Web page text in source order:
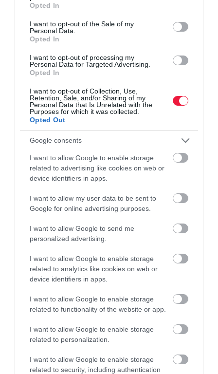
use your data for below specified purposes in below Google
consent section.
Opted In
I want to opt-out of the Sale of my
Personal Data.
Opted In
I want to opt-out of processing my
Personal Data for Targeted Advertising.
Opted In
I want to opt-out of Collection, Use,
Retention, Sale, and/or Sharing of my
Personal Data that Is Unrelated with the
Purposes for which it was collected.
Opted Out
Google consents
I want to allow Google to enable storage
related to advertising like cookies on web or
device identifiers in apps.
I want to allow my user data to be sent to
Google for online advertising purposes.
I want to allow Google to send me
personalized advertising.
I want to allow Google to enable storage
related to analytics like cookies on web or
device identifiers in apps.
I want to allow Google to enable storage
related to functionality of the website or app.
I want to allow Google to enable storage
related to personalization.
I want to allow Google to enable storage
related to security, including authentication
Ki nyerne a kávébab nélküli kávéval? Itt a válasz
Az Atomo Coffee nevű startup a kávébab nélküli kávé ötletével
rukkolt elő, a kezdeményezésnek a tengerentúlon egyre több
támogatója van. A cél az erdőirtások lassítása, megfékezése.